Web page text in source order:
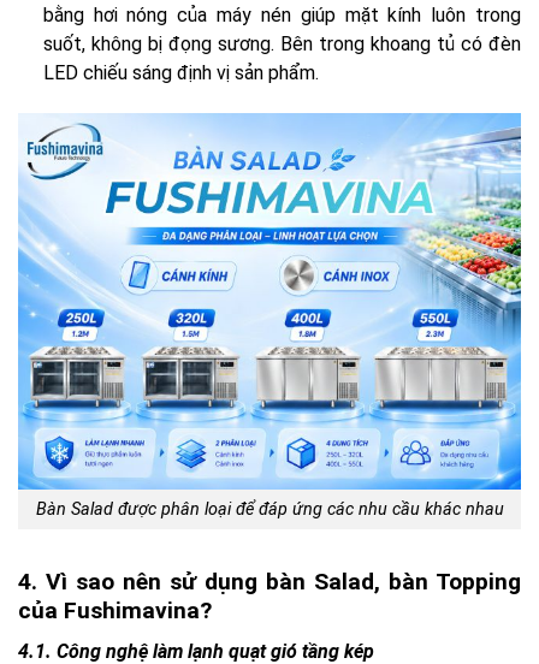
bằng hơi nóng của máy nén giúp mặt kính luôn trong
suốt, không bị đọng sương. Bên trong khoang tủ có đèn
LED chiếu sáng định vị sản phẩm.
Bàn Salad được phân loại để đáp ứng các nhu cầu khác nhau
4. Vì sao nên sử dụng bàn Salad, bàn Topping
của Fushimavina?
4.1. Công nghệ làm lạnh quạt gió tầng kép